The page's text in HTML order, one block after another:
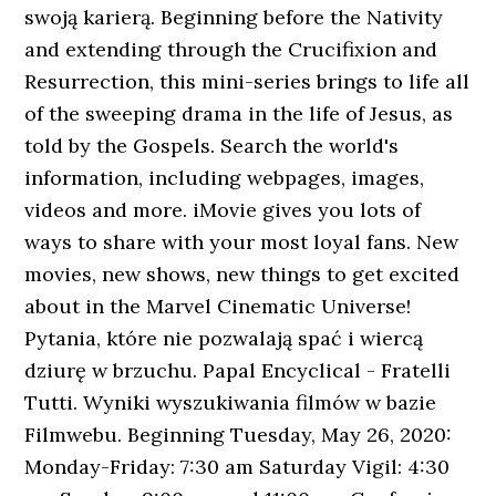
swoją karierą. Beginning before the Nativity
and extending through the Crucifixion and
Resurrection, this mini-series brings to life all
of the sweeping drama in the life of Jesus, as
told by the Gospels. Search the world's
information, including webpages, images,
videos and more. iMovie gives you lots of
ways to share with your most loyal fans. New
movies, new shows, new things to get excited
about in the Marvel Cinematic Universe!
Pytania, które nie pozwalają spać i wiercą
dziurę w brzuchu. Papal Encyclical - Fratelli
Tutti. Wyniki wyszukiwania filmów w bazie
Filmwebu. Beginning Tuesday, May 26, 2020:
Monday-Friday: 7:30 am Saturday Vigil: 4:30